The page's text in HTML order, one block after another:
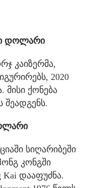
დოლარი
კაიზერმა,
2020
ქონება
სიღარიბეში
კონგში
Kai დააფუძნა.